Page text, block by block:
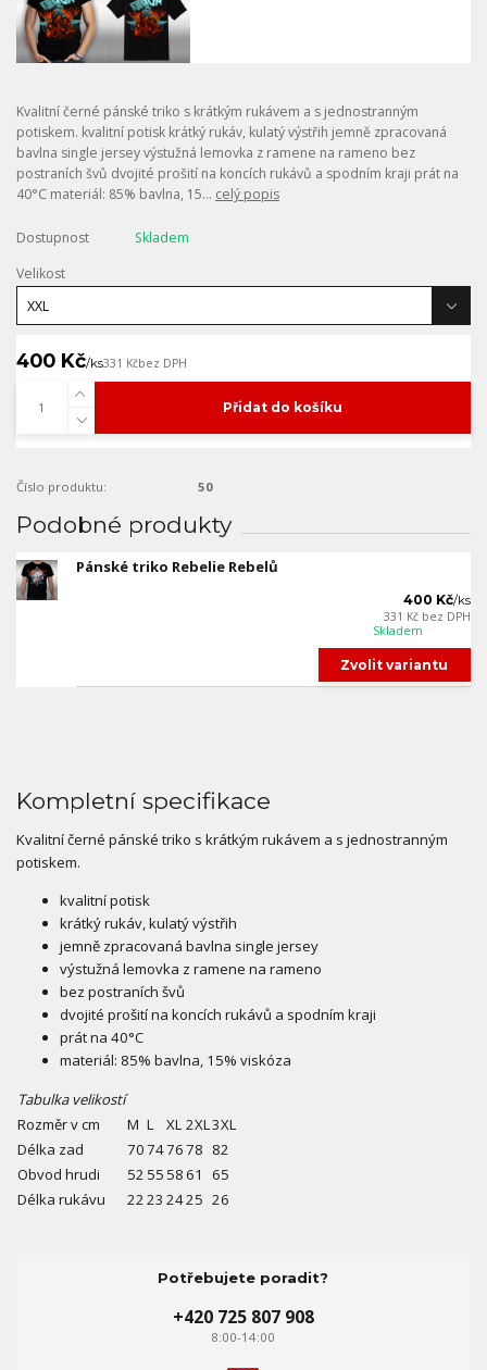
Kvalitní černé pánské triko s krátkým rukávem a s jednostranným
potiskem. kvalitní potisk krátký rukáv, kulatý výstřih jemně zpracovaná
bavlna single jersey výstužná lemovka z ramene na rameno bez
postraních švů dvojité prošití na koncích rukávů a spodním kraji prát na
40°C materiál: 85% bavlna, 15... celý popis
Dostupnost
Skladem
Velikost
400 Kč/ks331 Kčbez DPH
Přidat do košíku
Číslo produktu: 50
Podobné produkty
Pánské triko Rebelie Rebelů
400 Kč/ks
331 Kč bez DPH
Skladem
Zvolit variantu
Kompletní specifikace
Kvalitní černé pánské triko s krátkým rukávem a s jednostranným
potiskem.
kvalitní potisk
krátký rukáv, kulatý výstřih
jemně zpracovaná bavlna single jersey
výstužná lemovka z ramene na rameno
bez postraních švů
dvojité prošití na koncích rukávů a spodním kraji
prát na 40°C
materiál: 85% bavlna, 15% viskóza
Tabulka velikostí
Rozměr v cm
M L XL 2XL3XL
Délka zad
70747678 82
Obvod hrudi
52 55 58 61
65
Délka rukávu
2223 2425 26
Potřebujete poradit?
+420 725 807 908
8:00-14:00